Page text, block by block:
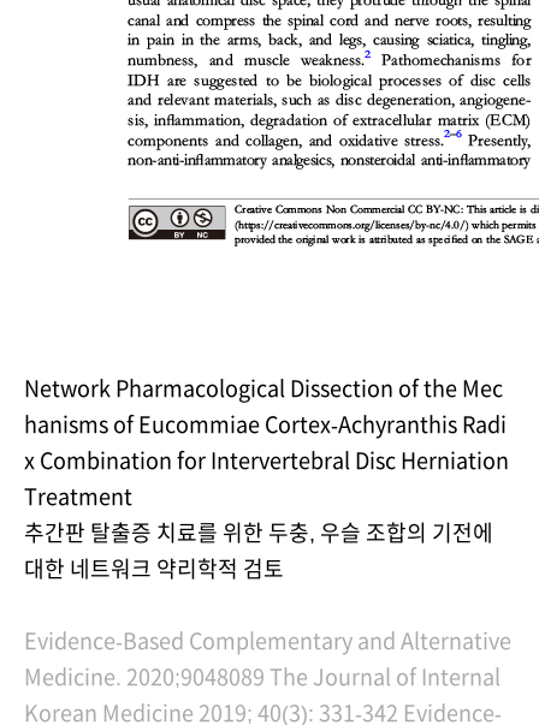
Network Pharmacological Dissection of the Mec
hanisms of Eucommiae Cortex-Achyranthis Radi
x Combination for Intervertebral Disc Herniation
Treatment
추간판 탈출증 치료를 위한 두충, 우슬 조합의 기전에
대한 네트워크 약리학적 검토
Evidence-Based Complementary and Alternative
Medicine. 2020;9048089 The Journal of Internal
Korean Medicine 2019; 40(3): 331-342 Evidence-